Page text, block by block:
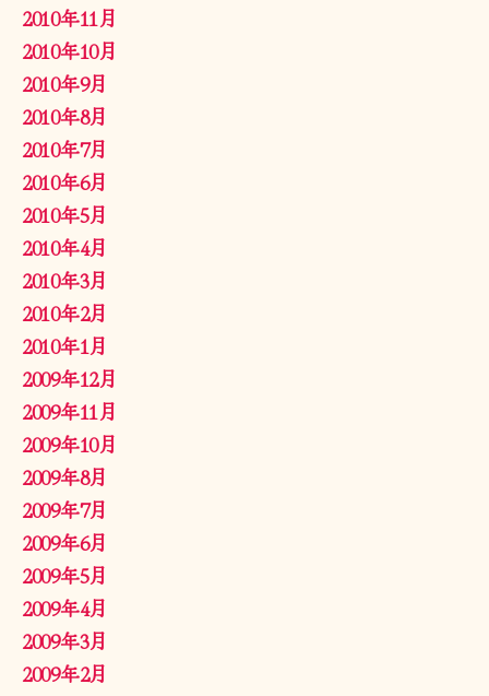
2010年11月
2010年10月
2010年9月
2010年8月
2010年7月
2010年6月
2010年5月
2010年4月
2010年3月
2010年2月
2010年1月
2009年12月
2009年11月
2009年10月
2009年8月
2009年7月
2009年6月
2009年5月
2009年4月
2009年3月
2009年2月